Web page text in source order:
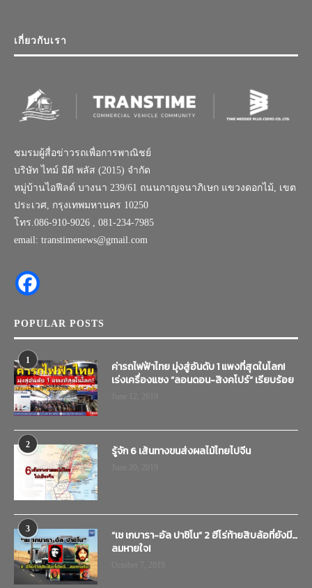
เกี่ยวกับเรา
ชมรมผู้สื่อข่าวรถเพื่อการพาณิชย์
บริษัท ไทม์ มีดี พลัส (2015) จำกัด
หมู่บ้านไอฟีลด์ บางนา 239/61 ถนนกาญจนาภิเษก แขวงดอกไม้, เขต
ประเวศ, กรุงเทพมหานคร 10250
โทร.086-910-9026 , 081-234-7985
email: transtimenews@gmail.com
POPULAR POSTS
1
ค่ารถไฟฟ้าไทย มุ่งสู่อันดับ 1 แพงที่สุดในโลก!
เร่งเครื่องแซง “ลอนดอน-สิงคโปร์” เรียบร้อย
2 รู้จัก 6 เส้นทางขนส่งผลไม้ไทยไปจีน
3
“เช เกบารา-อัล ปาชิโน” 2 ฮีโร่ท้ายสิบล้อที่ยังมี…
ลมหายใจ!